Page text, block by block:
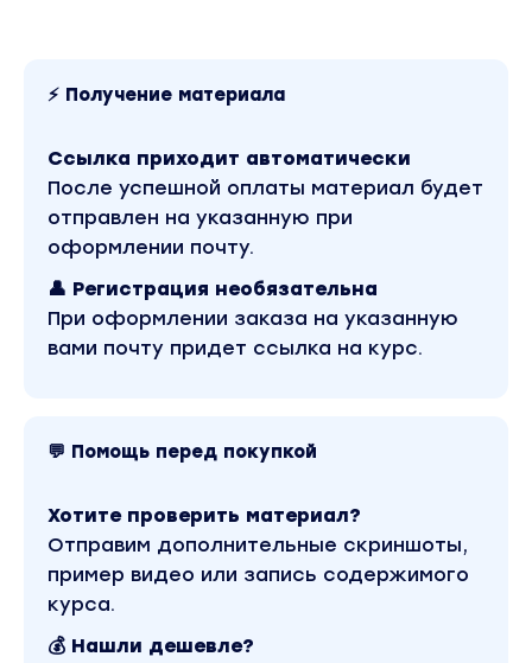
⚡ Получение материала
Ссылка приходит автоматически
После успешной оплаты материал будет
отправлен на указанную при
оформлении почту.
👤 Регистрация необязательна
При оформлении заказа на указанную
вами почту придет ссылка на курс.
💬 Помощь перед покупкой
Хотите проверить материал?
Отправим дополнительные скриншоты,
пример видео или запись содержимого
курса.
💰 Нашли дешевле?